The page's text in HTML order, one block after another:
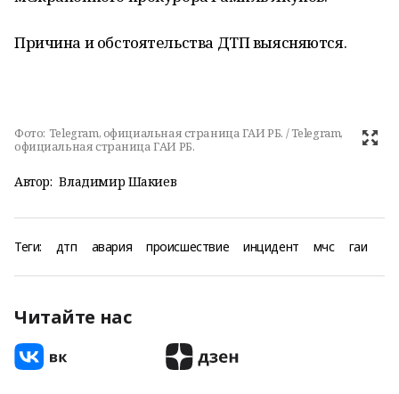
Причина и обстоятельства ДТП выясняются.
Фото: Telegram, официальная страница ГАИ РБ. / Telegram,
официальная страница ГАИ РБ.
Автор: Владимир Шакиев
Теги: дтп авария происшествие инцидент мчс гаи
Читайте нас